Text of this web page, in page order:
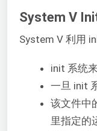
System V
System V 利用
init 系统
一旦 init
该文件中
里指定的